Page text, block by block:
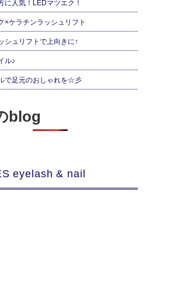
に人気！LEDマツエク！
×ケラチンラッシュリフト
シュリフトで上向きに↑
ル♪
で足元のおしゃれを☆彡
blog
eyelash & nail